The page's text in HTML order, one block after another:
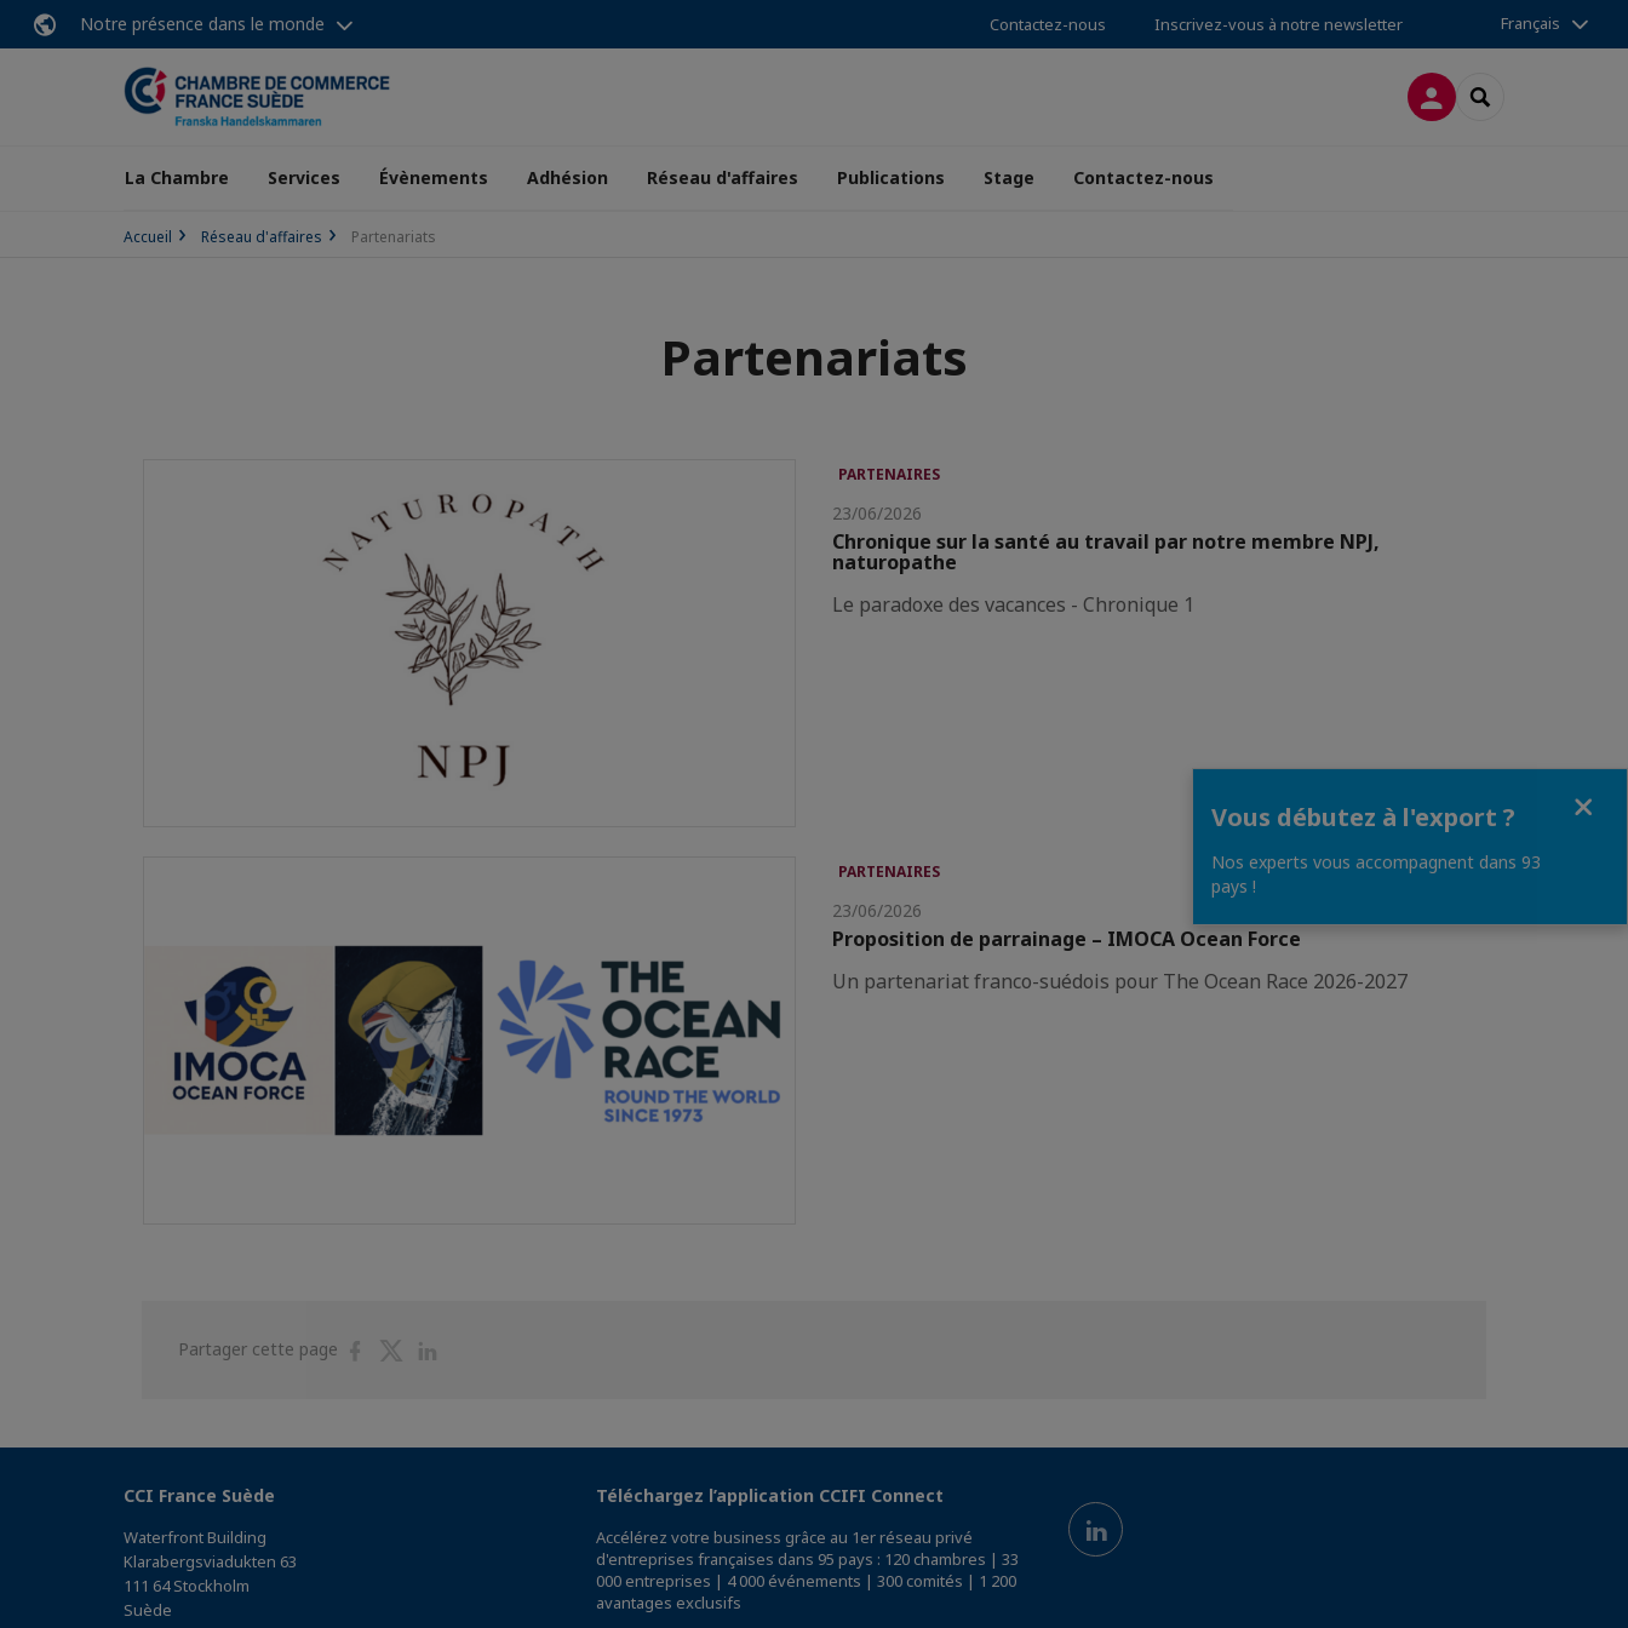
Notre présence dans le monde Contactez-nous Inscrivez-vous à notre newsletter Français
CONNEXIONRECHERCHER
La Chambre Services Évènements Adhésion Réseau d'affaires Publications Stage Contactez-nous
Accueil Réseau d'affaires Partenariats
Partenariats
PARTENAIRES
23/06/2026
Chronique sur la santé au travail par notre membre NPJ,
naturopathe
Le paradoxe des vacances - Chronique 1
PARTENAIRES
23/06/2026
Proposition de parrainage – IMOCA Ocean Force
Un partenariat franco-suédois pour The Ocean Race 2026-2027
Partager cette page
PartagerPartager
CCI France Suède
Waterfront Building
Klarabergsviadukten 63
111 64 Stockholm
Suède
Téléchargez l’application CCIFI Connect
Accélérez votre business grâce au 1er réseau privé
d'entreprises françaises dans 95 pays : 120 chambres | 33
000 entreprises | 4 000 événements | 300 comités | 1 200
avantages exclusifs
Vous débutez à l'export ?
Nos experts vous accompagnent dans 93
pays !